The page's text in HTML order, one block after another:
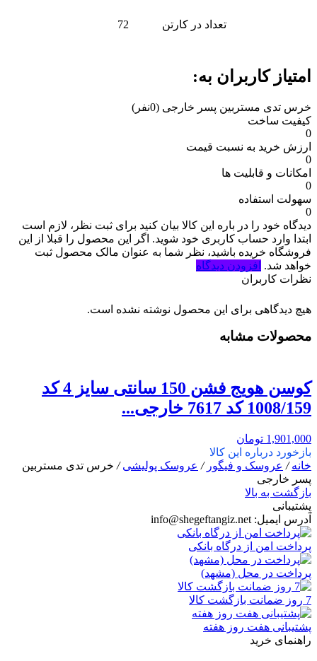
تعداد در کارتن 72
امتیاز کاربران به:
خرس تدی مستربین پسر خارجی (0نفر)
کیفیت ساخت
0
ارزش خرید به نسبت قیمت
0
امکانات و قابلیت ها
0
سهولت استفاده
0
دیدگاه خود را در باره این کالا بیان کنید برای ثبت نظر، لازم است
ابتدا وارد حساب کاربری خود شوید. اگر این محصول را قبلا از این
فروشگاه خریده باشید، نظر شما به عنوان مالک محصول ثبت
خواهد شد. افزودن دیدگاه
نظرات کاربران
هیچ دیدگاهی برای این محصول نوشته نشده است.
محصولات مشابه
کوسن هویج فشن 150 سانتی سایز 4 کد
1008/159 کد 7617 خارجی...
1,901,000 تومان
بازخورد درباره این کالا
خانه/ عروسک و فیگور / عروسک پولیشی/ خرس تدی مستربین
پسر خارجی
بازگشت به بالا
پشتیبانی
آدرس ایمیل: info@shegeftangiz.net
پرداخت امن از درگاه بانکی
پرداخت در محل (مشهد)
7 روز ضمانت بازگشت کالا
پشتیبانی هفت روز هفته
راهنمای خرید